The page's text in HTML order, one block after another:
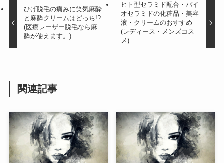
ひげ脱毛の痛みに笑気麻酔
と麻酔クリームはどっち!?
(医療レーザー脱毛なら麻
酔が使えます。)
ヒト型セラミド配合・バイ
オセラミドの化粧品・美容
液・クリームのおすすめ
(レディース・メンズコス
メ)
関連記事